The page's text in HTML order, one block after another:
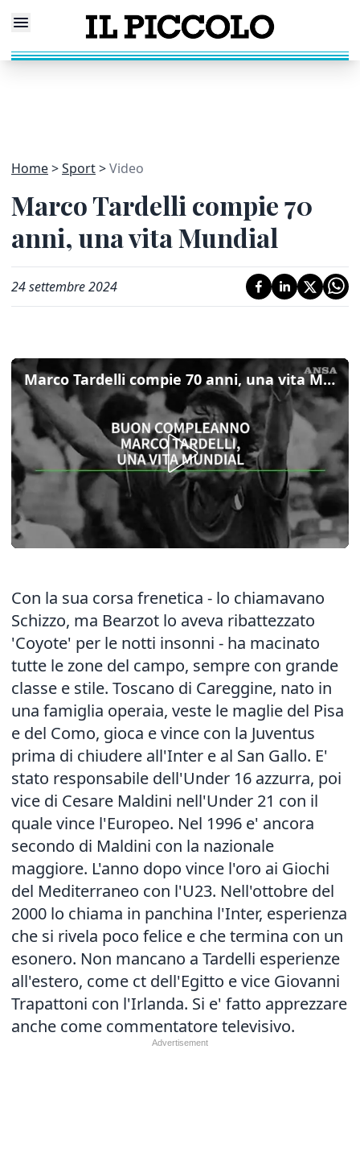
Home Sport Video
Marco Tardelli compie 70
anni, una vita Mundial
24 settembre 2024
Marco Tardelli compie 70 anni, una vita Mundial
Con la sua corsa frenetica - lo chiamavano
Schizzo, ma Bearzot lo aveva ribattezzato
'Coyote' per le notti insonni - ha macinato
tutte le zone del campo, sempre con grande
classe e stile. Toscano di Careggine, nato in
una famiglia operaia, veste le maglie del Pisa
e del Como, gioca e vince con la Juventus
prima di chiudere all'Inter e al San Gallo. E'
stato responsabile dell'Under 16 azzurra, poi
vice di Cesare Maldini nell'Under 21 con il
quale vince l'Europeo. Nel 1996 e' ancora
secondo di Maldini con la nazionale
maggiore. L'anno dopo vince l'oro ai Giochi
del Mediterraneo con l'U23. Nell'ottobre del
2000 lo chiama in panchina l'Inter, esperienza
che si rivela poco felice e che termina con un
esonero. Non mancano a Tardelli esperienze
all'estero, come ct dell'Egitto e vice Giovanni
Trapattoni con l'Irlanda. Si e' fatto apprezzare
anche come commentatore televisivo.